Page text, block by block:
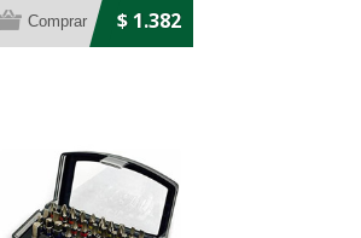
$ 1.382